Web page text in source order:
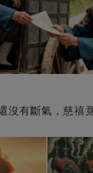
沒有斷氣，慈禧